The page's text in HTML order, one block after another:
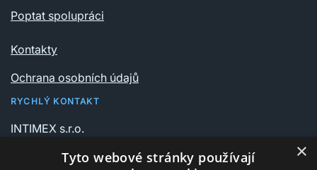
Poptat spolupráci
Kontakty
Ochrana osobních údajů
RYCHLÝ KONTAKT
INTIMEX s.r.o.
735 06 Karviná – Nové Město
×
Tyto webové stránky používají